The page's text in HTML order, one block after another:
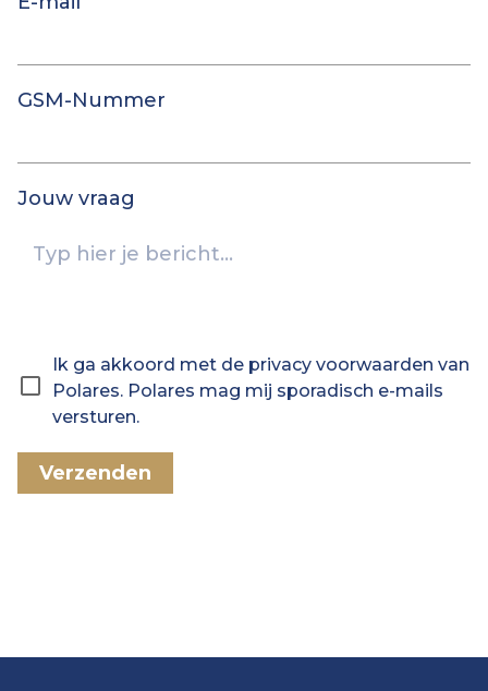
GSM-Nummer
Jouw vraag
Ik ga akkoord met de privacy voorwaarden van
Polares. Polares mag mij sporadisch e-mails
versturen.
Verzenden